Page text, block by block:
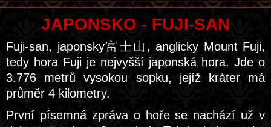
JAPONSKO - FUJI-SAN
Fuji-san, japonsky富士山, anglicky Mount Fuji,
tedy hora Fuji je nejvyšší japonská hora. Jde o
3.776 metrů vysokou sopku, jejíž kráter má
průměr 4 kilometry.
První písemná zpráva o hoře se nachází už v